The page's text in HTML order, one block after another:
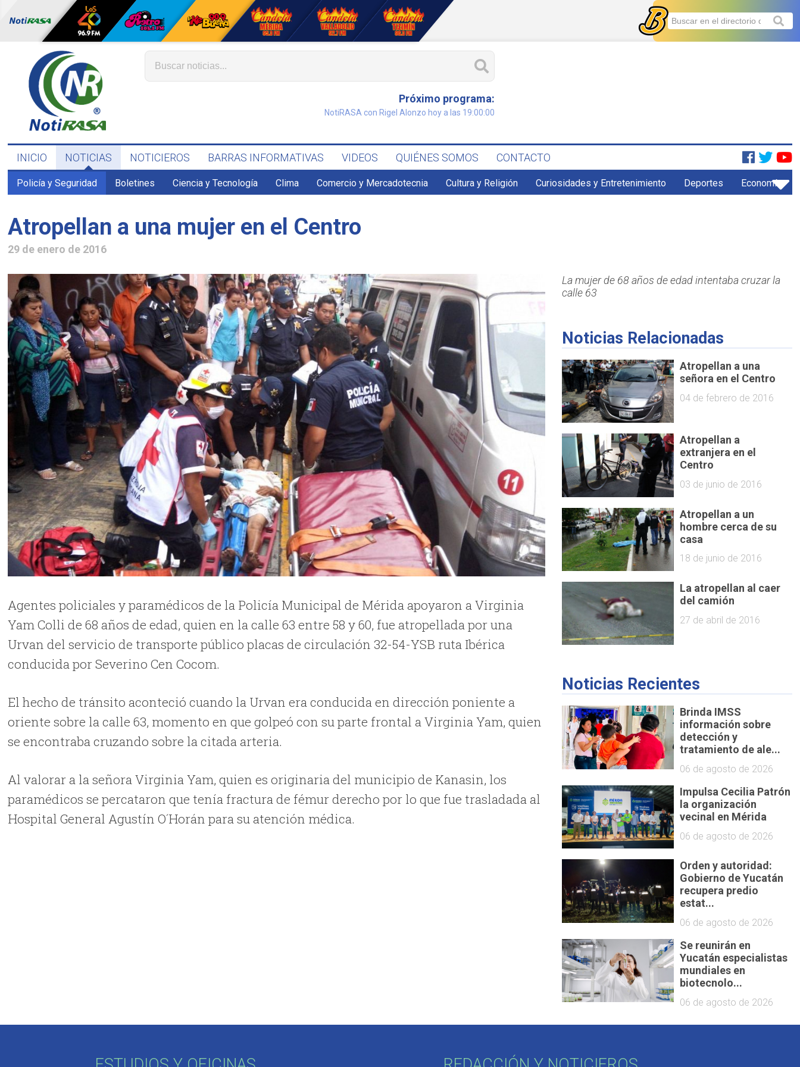
Próximo programa:
NotiRASA con Rigel Alonzo hoy a las 19:00:00
INICIO NOTICIAS NOTICIEROS BARRAS INFORMATIVAS VIDEOS QUIÉNES SOMOS CONTACTO
Policía y Seguridad Boletines Ciencia y Tecnología Clima Comercio y Mercadotecnia Cultura y Religión Curiosidades y Entretenimiento Deportes Economía
Atropellan a una mujer en el Centro
29 de enero de 2016
Agentes policiales y paramédicos de la Policía Municipal de Mérida apoyaron a Virginia
Yam Colli de 68 años de edad, quien en la calle 63 entre 58 y 60, fue atropellada por una
Urvan del servicio de transporte público placas de circulación 32-54-YSB ruta Ibérica
conducida por Severino Cen Cocom.
El hecho de tránsito aconteció cuando la Urvan era conducida en dirección poniente a
oriente sobre la calle 63, momento en que golpeó con su parte frontal a Virginia Yam, quien
se encontraba cruzando sobre la citada arteria.
Al valorar a la señora Virginia Yam, quien es originaria del municipio de Kanasin, los
paramédicos se percataron que tenía fractura de fémur derecho por lo que fue trasladada al
Hospital General Agustín O´Horán para su atención médica.
La mujer de 68 años de edad intentaba cruzar la
calle 63
Noticias Relacionadas
Atropellan a una
señora en el Centro
04 de febrero de 2016
Atropellan a
extranjera en el
Centro
03 de junio de 2016
Atropellan a un
hombre cerca de su
casa
18 de junio de 2016
La atropellan al caer
del camión
27 de abril de 2016
Noticias Recientes
Brinda IMSS
información sobre
detección y
tratamiento de ale...
06 de agosto de 2026
Impulsa Cecilia Patrón
la organización
vecinal en Mérida
06 de agosto de 2026
Orden y autoridad:
Gobierno de Yucatán
recupera predio
estat...
06 de agosto de 2026
Se reunirán en
Yucatán especialistas
mundiales en
biotecnolo...
06 de agosto de 2026